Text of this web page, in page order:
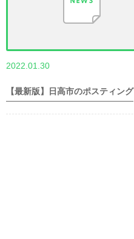
2022.01.30
【最新版】日高市のポスティング